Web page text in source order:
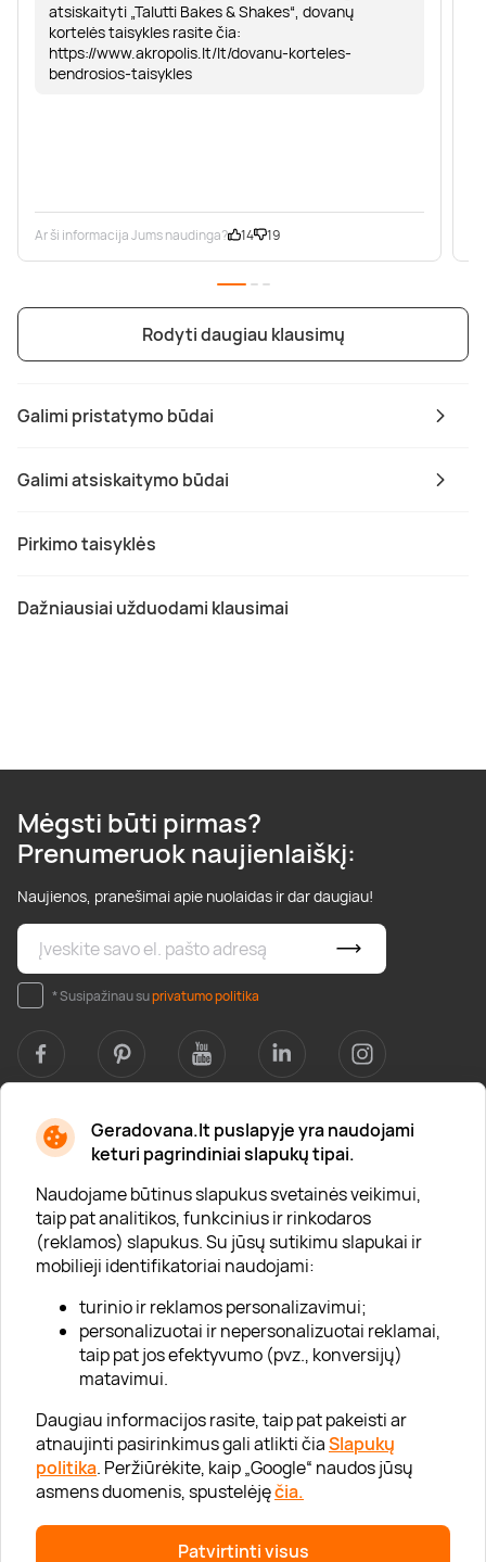
Geradovana.lt puslapyje yra naudojami
keturi pagrindiniai slapukų tipai.
Naudojame būtinus slapukus svetainės veikimui,
taip pat analitikos, funkcinius ir rinkodaros
(reklamos) slapukus. Su jūsų sutikimu slapukai ir
mobilieji identifikatoriai naudojami:
turinio ir reklamos personalizavimui;
personalizuotai ir nepersonalizuotai reklamai,
taip pat jos efektyvumo (pvz., konversijų)
matavimui.
Daugiau informacijos rasite, taip pat pakeisti ar
atnaujinti pasirinkimus gali atlikti čiaSlapukų
politika. Peržiūrėkite, kaip „Google“ naudos jūsų
asmens duomenis, spustelėjęčia.
Patvirtinti visus
Galimi pristatymo būdai
Galimi atsiskaitymo būdai
Pirkimo taisyklės
Dažniausiai užduodami klausimai
atsiskaityti „Talutti Bakes & Shakes“, dovanų
kortelės taisykles rasite čia:
https://www.akropolis.lt/lt/dovanu-korteles-
bendrosios-taisykles
Ar ši informacija Jums naudinga? 14 19
Rodyti daugiau klausimų
Mėgsti būti pirmas?
Prenumeruok naujienlaiškį:
Naujienos, pranešimai apie nuolaidas ir dar daugiau!
* Susipažinau suprivatumo politika
Apie mus
Apie „Gera Dovana“
Lojalumo klubas
Karjera
Visi partneriai
Kontaktai
Tinklaraštis
Informacija